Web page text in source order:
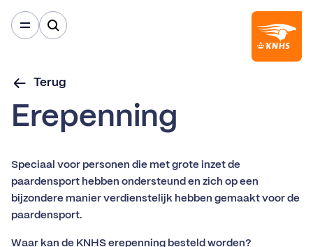
Terug
Erepenning
Speciaal voor personen die met grote inzet de
paardensport hebben ondersteund en zich op een
bijzondere manier verdienstelijk hebben gemaakt voor de
paardensport.
Waar kan de KNHS erepenning besteld worden?